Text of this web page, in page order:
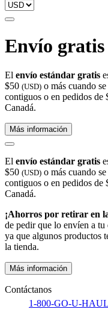
Envío gratis
El envío estándar gratis
$50 (USD) o más cuando
contiguos o en pedidos de
Canadá.
Más información
El envío estándar gratis
$50 (USD) o más cuando
contiguos o en pedidos de
Canadá.
¡Ahorros por retirar en
de pedir que lo envíen a tu
ya que algunos productos
la tienda.
Más información
Contáctanos
1-800-GO-U-HAUL